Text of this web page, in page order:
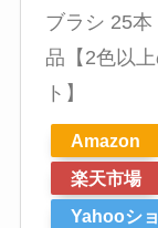
ブラシ 25
品【2色以
ト】
Amazon
楽天市場
Yahooシ